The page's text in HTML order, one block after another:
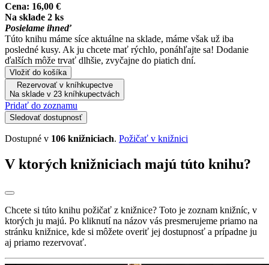
Cena: 16,00 €
Na sklade 2 ks
Posielame ihneď
Túto knihu máme síce aktuálne na sklade, máme však už iba
posledné kusy. Ak ju chcete mať rýchlo, ponáhľajte sa! Dodanie
ďalších môže trvať dlhšie, zvyčajne do piatich dní.
Vložiť do košíka
Rezervovať v kníhkupectve
Na sklade v 23 kníhkupectvách
Pridať do zoznamu
Sledovať dostupnosť
Dostupné v 106 knižniciach. Požičať v knižnici
V ktorých knižniciach majú túto knihu?
Chcete si túto knihu požičať z knižnice? Toto je zoznam knižníc, v
ktorých ju majú. Po kliknutí na názov vás presmerujeme priamo na
stránku knižnice, kde si môžete overiť jej dostupnosť a prípadne ju
aj priamo rezervovať.